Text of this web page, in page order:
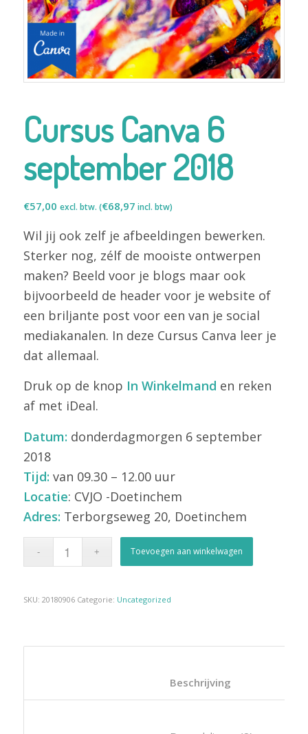
Cursus Canva 6
september 2018
€57,00 excl. btw. (€68,97 incl. btw)
Wil jij ook zelf je afbeeldingen bewerken.
Sterker nog, zélf de mooiste ontwerpen
maken? Beeld voor je blogs maar ook
bijvoorbeeld de header voor je website of
een briljante post voor een van je social
mediakanalen. In deze Cursus Canva leer je
dat allemaal.
Druk op de knop In Winkelmand en reken
af met iDeal.
Datum: donderdagmorgen 6 september
2018
Tijd: van 09.30 – 12.00 uur
Locatie: CVJO -Doetinchem
Adres: Terborgseweg 20, Doetinchem
Toevoegen aan winkelwagen
SKU: 20180906 Categorie: Uncategorized